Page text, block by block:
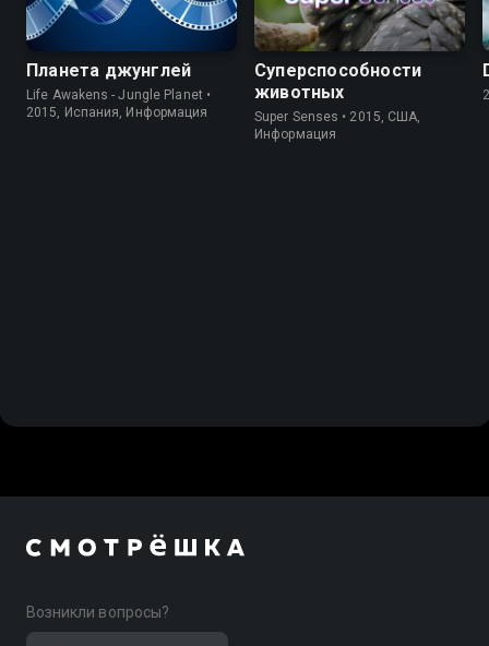
Планета джунглей
Life Awakens - Jungle Planet •
2015, Испания, Информация
Суперспособности
животных
Super Senses • 2015, США,
Информация
Возникли вопросы?